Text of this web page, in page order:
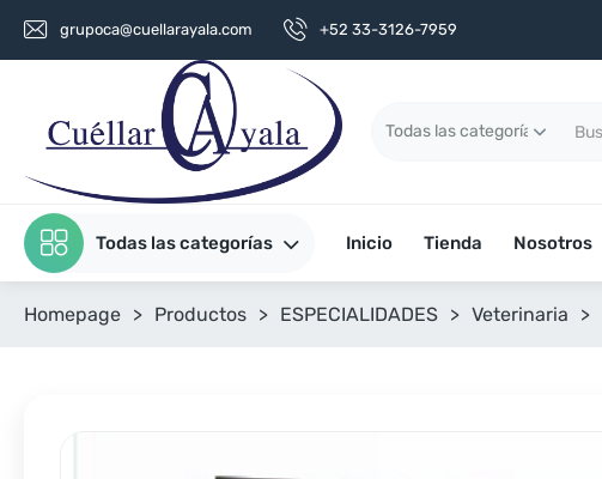
grupoca@cuellarayala.com +52 33-3126-7959
Todas las categorías Inicio Tienda Nosotros
Homepage > Productos > ESPECIALIDADES > Veterinaria >